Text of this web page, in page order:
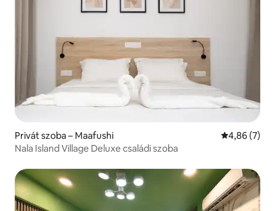
Privát szoba – Maafushi Átlagos
4,86 (7)
Nala Island Village Deluxe családi szoba